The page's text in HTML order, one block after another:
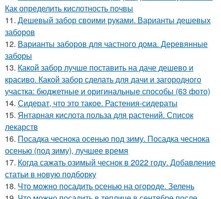
Как определить кислотность почвы
11. Дешевый забор своими руками. Варианты дешевых
заборов
12. Варианты заборов для частного дома. Деревянные
заборы
13. Какой забор лучше поставить на даче дешево и
красиво. Какой забор сделать для дачи и загородного
участка: бюджетные и оригинальные способы (63 фото)
14. Сидерат, что это такое. Растения-сидераты
15. Янтарная кислота польза для растений. Список
лекарств
16. Посадка чеснока осенью под зиму. Посадка чеснока
осенью (под зиму), лучшее время
17. Когда сажать озимый чеснок в 2022 году. Добавление
статьи в новую подборку
18. Что можно посадить осенью на огороде. Зелень